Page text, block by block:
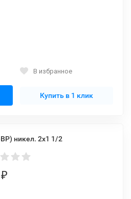
В избранное
Купить в 1 клик
никел. 2x1 1/2
₽